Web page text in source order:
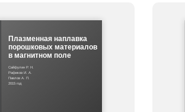
Плазменная наплавка
порошковых материалов
в магнитном поле
Сайфулин Р. Н.
Рафиков И. А.
Павлов А. П.
2015 год